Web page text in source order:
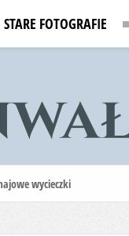
STARE FOTOGRAFIE
wycieczki